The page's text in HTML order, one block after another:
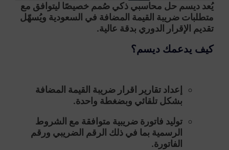
يُعد ديسم حل محاسبي ذكي صُمم خصيصًا ليتوافق مع
متطلبات ضريبة القيمة المضافة في السعودية ويُسهّل
تقديم الإقرار الدوري بدقة عالية.
كيف يدعمك ديسم؟
إعداد تقارير اقرار ضريبة القيمة المضافة
بشكل تلقائي وبضغطة واحدة.
توليد فاتورة ضريبية متوافقة مع الشروط
الرسمية بما في ذلك الرقم الضريبي ورقم
الفاتورة.